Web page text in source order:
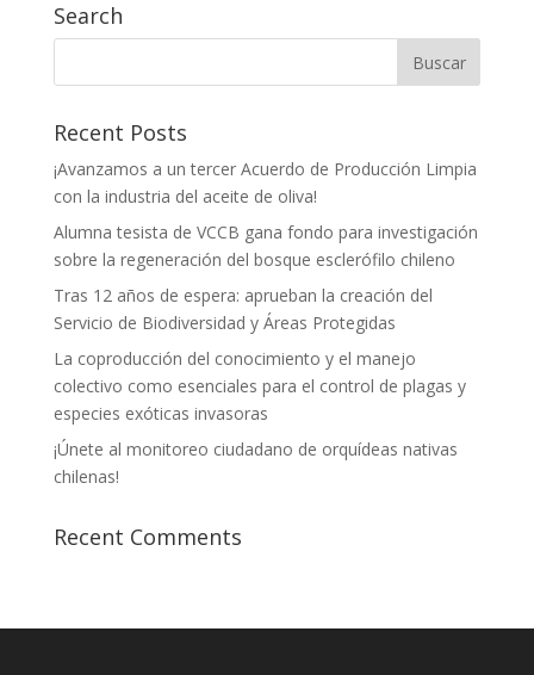
Search
Recent Posts
¡Avanzamos a un tercer Acuerdo de Producción Limpia
con la industria del aceite de oliva!
Alumna tesista de VCCB gana fondo para investigación
sobre la regeneración del bosque esclerófilo chileno
Tras 12 años de espera: aprueban la creación del
Servicio de Biodiversidad y Áreas Protegidas
La coproducción del conocimiento y el manejo
colectivo como esenciales para el control de plagas y
especies exóticas invasoras
¡Únete al monitoreo ciudadano de orquídeas nativas
chilenas!
Recent Comments